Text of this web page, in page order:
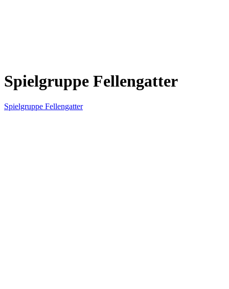
Spielgruppe Fellengatter
Spielgruppe Fellengatter